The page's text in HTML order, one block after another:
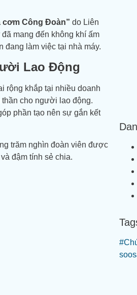
cơm Công Đoàn” do Liên
đã mang đến không khí ấm
đang làm việc tại nhà máy.
Lao Động
rộng khắp tại nhiều doanh
cho người lao động.
phần tạo nên sự gắn kết
trăm nghìn đoàn viên được
đậm tính sẻ chia.